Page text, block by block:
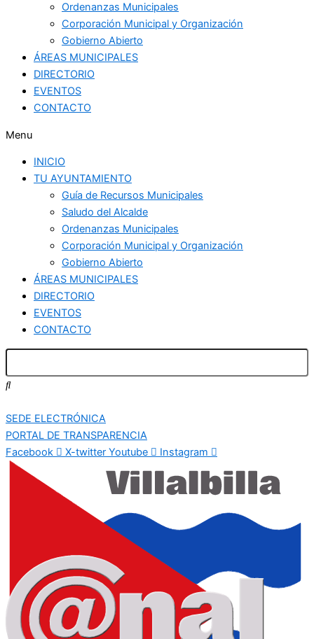
Ordenanzas Municipales
Corporación Municipal y Organización
Gobierno Abierto
ÁREAS MUNICIPALES
DIRECTORIO
EVENTOS
CONTACTO
Menu
INICIO
TU AYUNTAMIENTO
Guía de Recursos Municipales
Saludo del Alcalde
Ordenanzas Municipales
Corporación Municipal y Organización
Gobierno Abierto
ÁREAS MUNICIPALES
DIRECTORIO
EVENTOS
CONTACTO
SEDE ELECTRÓNICA
PORTAL DE TRANSPARENCIA
Facebook
X-twitter Youtube Instagram